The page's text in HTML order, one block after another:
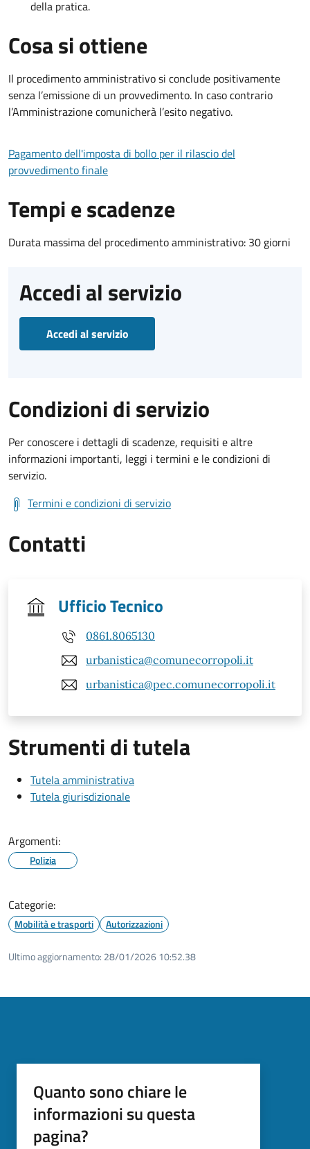
della pratica.
Cosa si ottiene
Il procedimento amministrativo si conclude positivamente
senza l’emissione di un provvedimento. In caso contrario
l’Amministrazione comunicherà l’esito negativo.
Pagamento dell'imposta di bollo per il rilascio del
provvedimento finale
Tempi e scadenze
Durata massima del procedimento amministrativo: 30 giorni
Accedi al servizio
Accedi al servizio
Condizioni di servizio
Per conoscere i dettagli di scadenze, requisiti e altre
informazioni importanti, leggi i termini e le condizioni di
servizio.
Termini e condizioni di servizio
Contatti
Ufficio Tecnico
0861.8065130
urbanistica@comunecorropoli.it
urbanistica@pec.comunecorropoli.it
Strumenti di tutela
Tutela amministrativa
Tutela giurisdizionale
Argomenti:
Polizia
Categorie:
Mobilità e trasporti Autorizzazioni
Ultimo aggiornamento: 28/01/2026 10:52.38
Quanto sono chiare le
informazioni su questa
pagina?